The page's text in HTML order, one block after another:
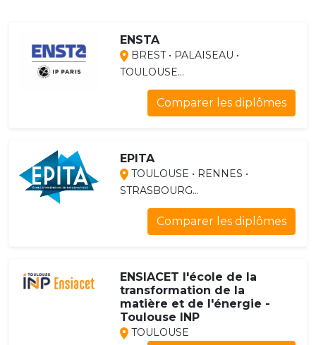
ENSTA
BREST • PALAISEAU •
TOULOUSE...
Comparer les diplômes
EPITA
TOULOUSE • RENNES •
STRASBOURG...
Comparer les diplômes
ENSIACET l'école de la
transformation de la
matière et de l'énergie -
Toulouse INP
TOULOUSE